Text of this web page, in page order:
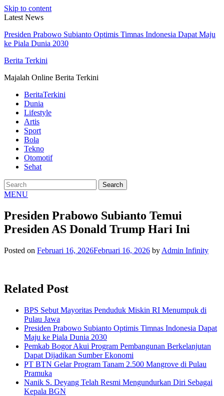
Skip to content
Latest News
Presiden Prabowo Subianto Optimis Timnas Indonesia Dapat Maju
ke Piala Dunia 2030
Berita Terkini
Majalah Online Berita Terkini
BeritaTerkini
Dunia
Lifestyle
Artis
Sport
Bola
Tekno
Otomotif
Sehat
MENU
Presiden Prabowo Subianto Temui
Presiden AS Donald Trump Hari Ini
Posted on Februari 16, 2026Februari 16, 2026 by Admin Infinity
Related Post
BPS Sebut Mayoritas Penduduk Miskin RI Menumpuk di
Pulau Jawa
Presiden Prabowo Subianto Optimis Timnas Indonesia Dapat
Maju ke Piala Dunia 2030
Pemkab Bogor Akui Program Pembangunan Berkelanjutan
Dapat Dijadikan Sumber Ekonomi
PT BTN Gelar Program Tanam 2.500 Mangrove di Pulau
Pramuka
Nanik S. Deyang Telah Resmi Mengundurkan Diri Sebagai
Kepala BGN